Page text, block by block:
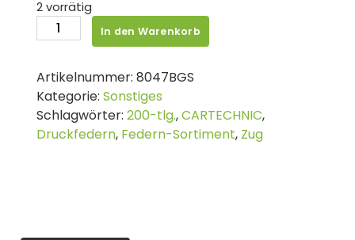
2 vorrätig
BGS
Federn-
|
Zug-
und
Druckfedern
In den Warenkorb
Artikelnummer: 8047BGS
Kategorie: Sonstiges
Schlagwörter: 200-tlg.,CARTECHNIC,
Druckfedern, Federn-Sortiment, Zug